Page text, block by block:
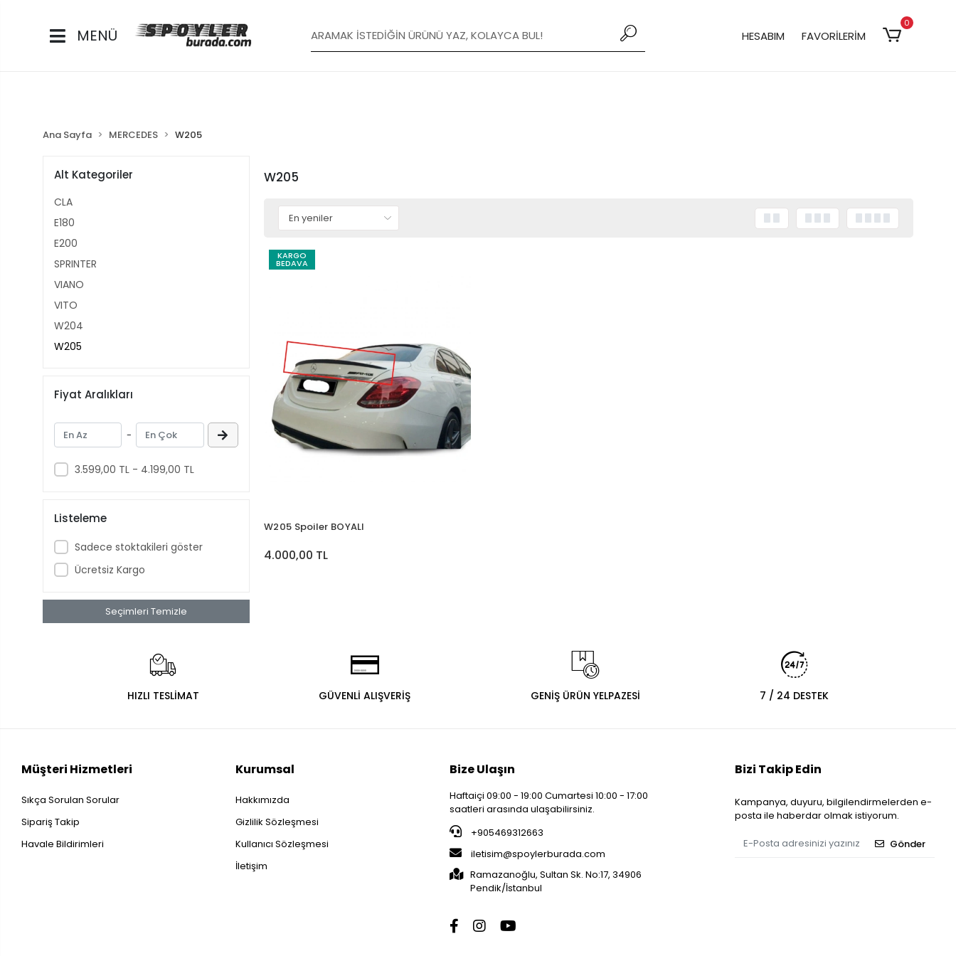
MENÜ HESABIM FAVORİLERİM
0
Ana Sayfa MERCEDES W205
Alt Kategoriler
CLA
E180
E200
SPRINTER
VIANO
VITO
W204
W205
Fiyat Aralıkları
-
3.599,00 TL - 4.199,00 TL
Listeleme
Sadece stoktakileri göster
Ücretsiz Kargo
Seçimleri Temizle
W205
KARGO
BEDAVA
W205 Spoiler BOYALI
4.000,00 TL
HIZLI TESLİMAT GÜVENLİ ALIŞVERİŞ GENİŞ ÜRÜN YELPAZESİ 7 / 24 DESTEK
Müşteri Hizmetleri
Sıkça Sorulan Sorular
Sipariş Takip
Havale Bildirimleri
Kurumsal
Hakkımızda
Gizlilik Sözleşmesi
Kullanıcı Sözleşmesi
İletişim
Bize Ulaşın
Haftaiçi 09:00 - 19:00 Cumartesi 10:00 - 17:00
saatleri arasında ulaşabilirsiniz.
+905469312663
iletisim@spoylerburada.com
Ramazanoğlu, Sultan Sk. No:17, 34906
Pendik/İstanbul
Bizi Takip Edin
Kampanya, duyuru, bilgilendirmelerden e-
posta ile haberdar olmak istiyorum.
Gönder